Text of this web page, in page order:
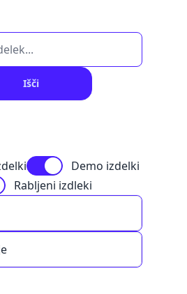
Išči
Demo izdelki
Rabljeni izdleki